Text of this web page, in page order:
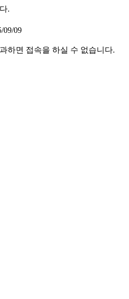
.
09/09
하면 접속을 하실 수 없습니다.